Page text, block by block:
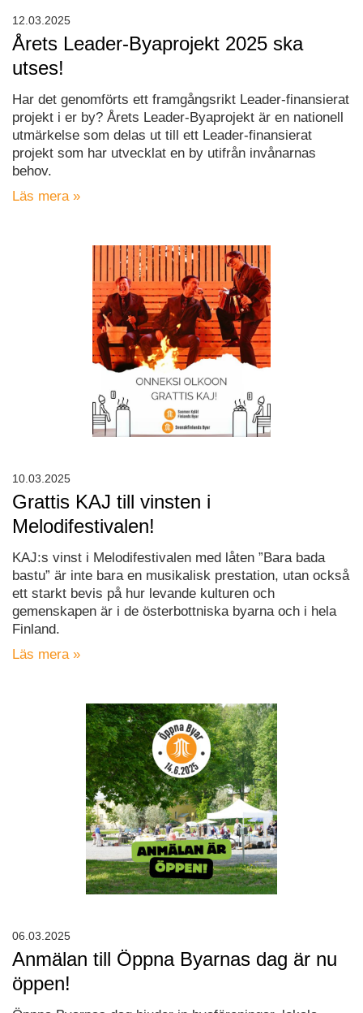
Årets Leader-Byaprojekt 2025 ska
utses!
Har det genomförts ett framgångsrikt Leader-finansierat
projekt i er by? Årets Leader-Byaprojekt är en nationell
utmärkelse som delas ut till ett Leader-finansierat
projekt som har utvecklat en by utifrån invånarnas
behov.
Läs mera »
12.03.2025
Grattis KAJ till vinsten i
Melodifestivalen!
KAJ:s vinst i Melodifestivalen med låten ”Bara bada
bastu” är inte bara en musikalisk prestation, utan också
ett starkt bevis på hur levande kulturen och
gemenskapen är i de österbottniska byarna och i hela
Finland.
Läs mera »
10.03.2025
Anmälan till Öppna Byarnas dag är nu
öppen!
06.03.2025